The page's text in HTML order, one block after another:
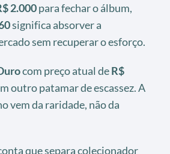
2.000para fechar o álbum,
significa absorver a
sem recuperar o esforço.
com preço atual deR$
outro patamar de escassez. A
vem da raridade, não da
que separa colecionador